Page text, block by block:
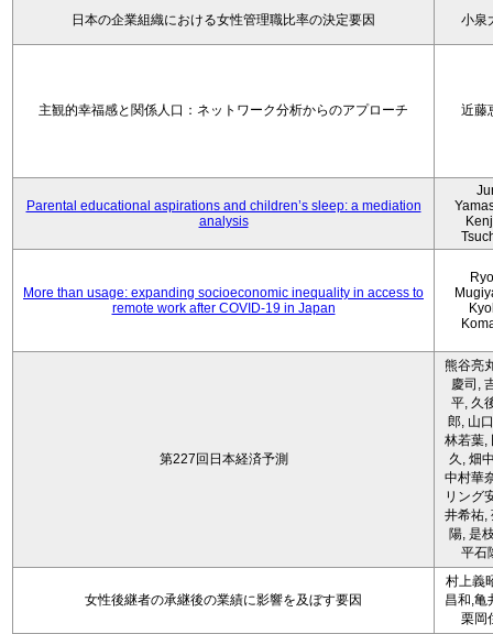
日本の企業組織における女性管理職比率の決定要因 小泉
主観的幸福感と関係人口：ネットワーク分析からのアプローチ 近藤
Parental educational aspirations and children’s sleep: a mediation
analysis
More than usage: expanding socioeconomic inequality in access to
remote work after COVID-19 in Japan
第227回日本経済予測
熊谷亮
慶司,
平, 久
郎, 山
林若葉,
久, 畑
中村華
リング
井希祐,
陽, 是
平石
女性後継者の承継後の業績に影響を及ぼす要因
村上義
昌和,亀
栗岡